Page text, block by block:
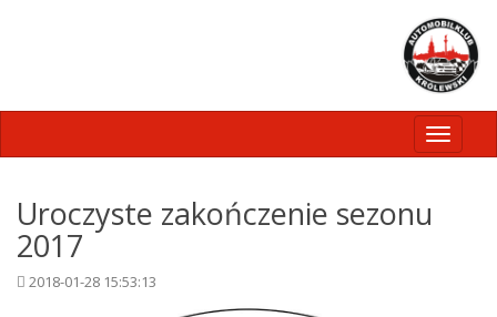
Toggle
Uroczyste zakończenie sezonu
2017
2018-01-28 15:53:13